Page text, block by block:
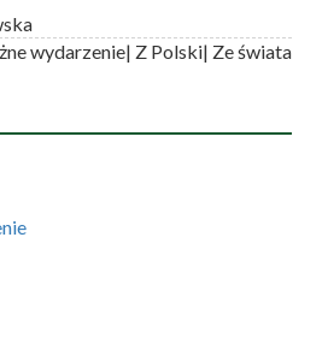
wydarzenie| Z Polski| Ze świata